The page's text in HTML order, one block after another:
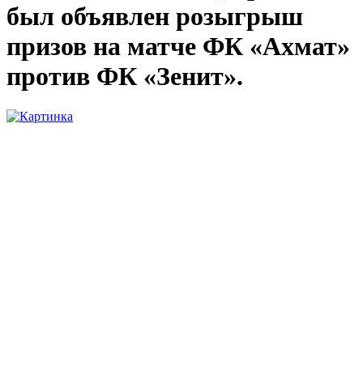
был объявлен розыгрыш
призов на матче ФК «Ахмат»
против ФК «Зенит».